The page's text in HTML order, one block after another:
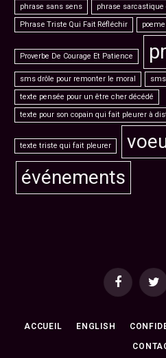
phrase sans sens
phrase sarcastique
Phrase Triste Qui Fait Réfléchir
Proverbe De Courage Et Patience
sms drôle pour remonter le moral
texte pensée pour un être cher décédé
texte pour son copain qui fait pleurer à
texte triste qui fait pleurer
événements
Facebook
ACCUEIL ENGLISH